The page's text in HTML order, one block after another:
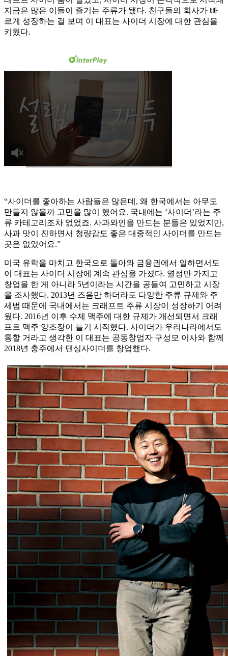
지금은 많은 이들이 즐기는 주류가 됐다. 친구들의 회사가 빠
르게 성장하는 걸 보며 이 대표는 사이더 시장에 대한 관심을
키웠다.
“사이더를 좋아하는 사람들은 많은데, 왜 한국에서는 아무도
만들지 않을까 고민을 많이 했어요. 국내에는 ‘사이더’라는 주
류 카테고리조차 없었죠. 사과와인을 만드는 분들은 있었지만,
사과 맛이 진하면서 청량감도 좋은 대중적인 사이더를 만드는
곳은 없었어요.”
미국 유학을 마치고 한국으로 돌아와 금융권에서 일하면서도
이 대표는 사이더 시장에 계속 관심을 가졌다. 열정만 가지고
창업을 한 게 아니라 5년이라는 시간을 공들여 고민하고 시장
을 조사했다. 2013년 즈음만 하더라도 다양한 주류 규제와 주
세법 때문에 국내에서는 크래프트 주류 시장이 성장하기 어려
웠다. 2016년 이후 수제 맥주에 대한 규제가 개선되면서 크래
프트 맥주 양조장이 늘기 시작했다. 사이더가 우리나라에서도
통할 거라고 생각한 이 대표는 공동창업자 구성모 이사와 함께
2018년 충주에서 댄싱사이더를 창업했다.